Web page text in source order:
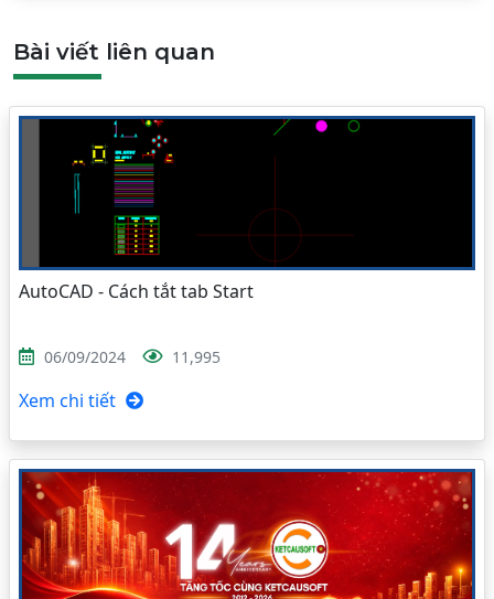
Bài viết liên quan
AutoCAD - Cách tắt tab Start
06/09/2024 11,995
Xem chi tiết